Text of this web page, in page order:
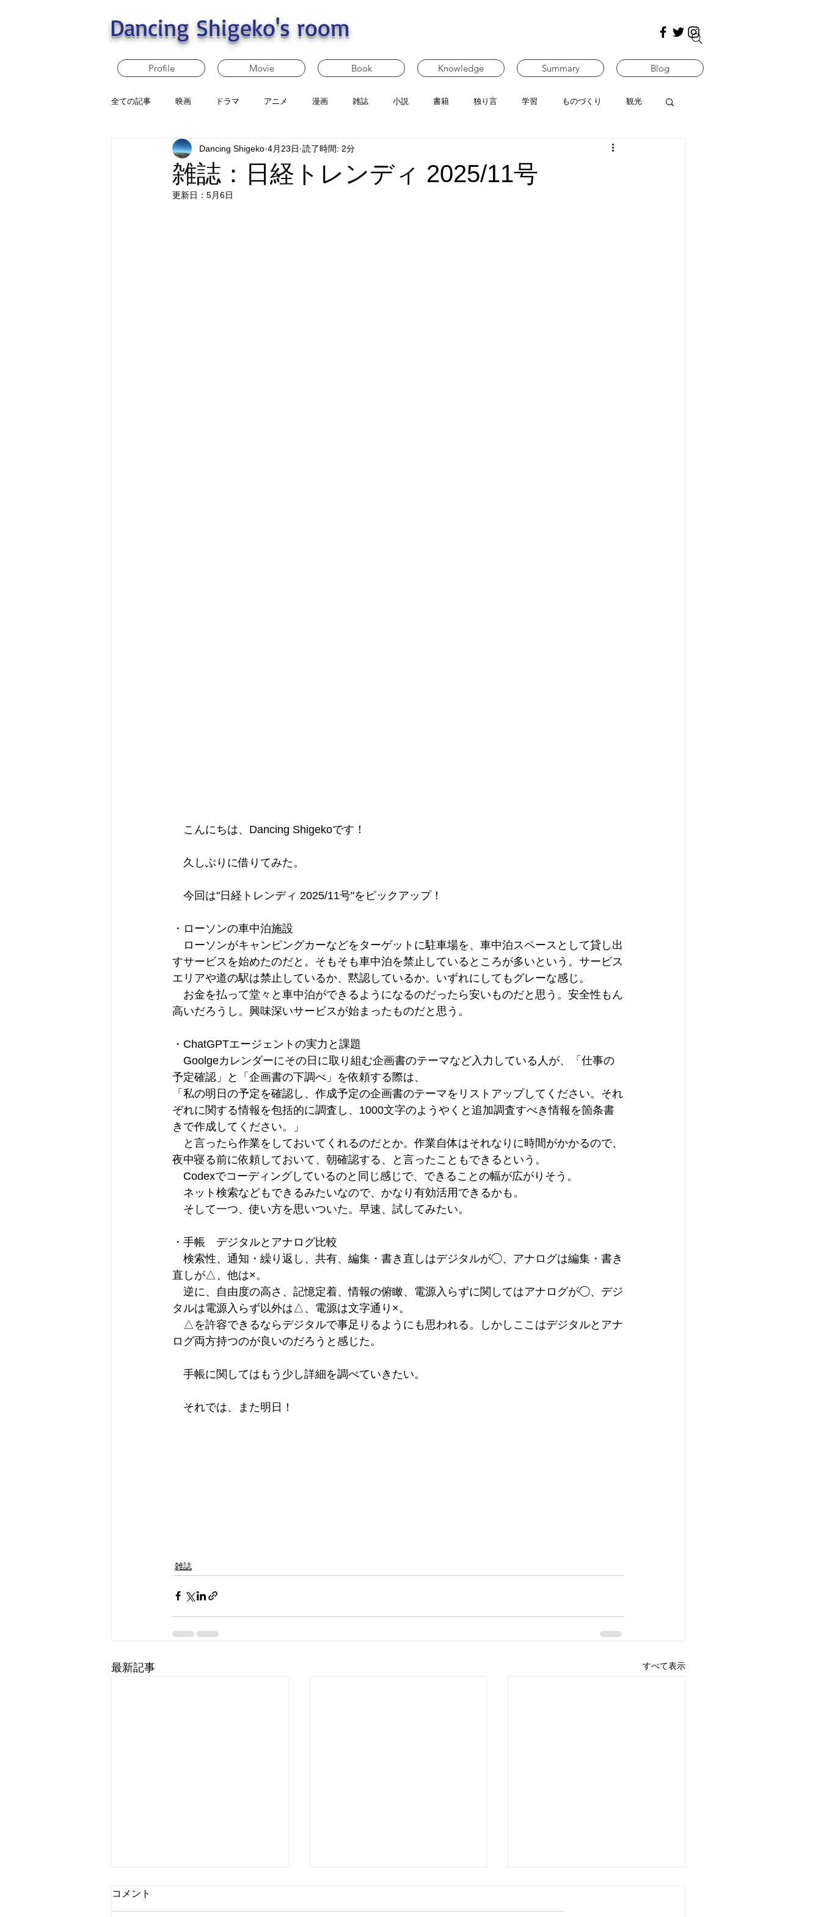
Dancing Shigeko's room
Profile Movie Book Knowledge Summary Blog
全ての記事 映画 ドラマ アニメ 漫画 雑誌 小説 書籍 独り言 学習 ものづくり 観光
雑誌：日経トレンディ 2025/11号
Dancing Shigeko 4月23日 読了時間: 2分
更新日： 5月6日
こんにちは、Dancing Shigekoです！
久しぶりに借りてみた。
今回は"日経トレンディ 2025/11号"をピックアップ！
・ローソンの車中泊施設
ローソンがキャンピングカーなどをターゲットに駐車場を、車中泊スペースとして貸し出
すサービスを始めたのだと。そもそも車中泊を禁止しているところが多いという。サービス
エリアや道の駅は禁止しているか、黙認しているか。いずれにしてもグレーな感じ。
お金を払って堂々と車中泊ができるようになるのだったら安いものだと思う。安全性もん
高いだろうし。興味深いサービスが始まったものだと思う。
・ChatGPTエージェントの実力と課題
Goolgeカレンダーにその日に取り組む企画書のテーマなど入力している人が、「仕事の
予定確認」と「企画書の下調べ」を依頼する際は、
「私の明日の予定を確認し、作成予定の企画書のテーマをリストアップしてください。それ
ぞれに関する情報を包括的に調査し、1000文字のようやくと追加調査すべき情報を箇条書
きで作成してください。」
と言ったら作業をしておいてくれるのだとか。作業自体はそれなりに時間がかかるので、
夜中寝る前に依頼しておいて、朝確認する、と言ったこともできるという。
Codexでコーディングしているのと同じ感じで、できることの幅が広がりそう。
ネット検索などもできるみたいなので、かなり有効活用できるかも。
そして一つ、使い方を思いついた。早速、試してみたい。
・手帳　デジタルとアナログ比較
検索性、通知・繰り返し、共有、編集・書き直しはデジタルが◯、アナログは編集・書き
直しが△、他は×。
逆に、自由度の高さ、記憶定着、情報の俯瞰、電源入らずに関してはアナログが◯、デジ
タルは電源入らず以外は△、電源は文字通り×。
△を許容できるならデジタルで事足りるようにも思われる。しかしここはデジタルとアナ
ログ両方持つのが良いのだろうと感じた。
手帳に関してはもう少し詳細を調べていきたい。
それでは、また明日！
雑誌
最新記事 すべて表示
コメント